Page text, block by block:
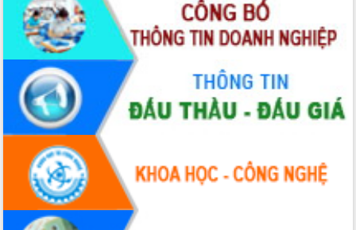
nhanh tiến độ các dự án trọng điểm
trong Khu kinh tế Nam Phú Yên
Hòn Yến phát triển du lịch gắn với bảo
tồn biển
Lấy ý kiến điều chỉnh Quy hoạch tỉnh
Đắk Lắk thời kỳ 2021-2030, tầm nhìn
đến năm 2050
Phát động chiến dịch 30 ngày đêm
giải phóng mặt bằng Tuyến đường bộ
ven biển
Đắk Lắk nỗ lực thúc đẩy tăng trưởng
kinh tế từ 10% trở lên trong Quý
II/2026